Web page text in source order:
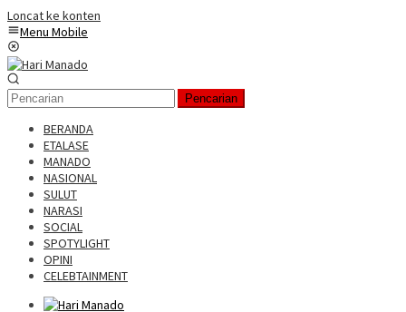
Loncat ke konten
Menu Mobile
Pencarian
BERANDA
ETALASE
MANADO
NASIONAL
SULUT
NARASI
SOCIAL
SPOTYLIGHT
OPINI
CELEBTAINMENT